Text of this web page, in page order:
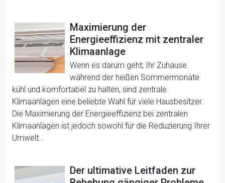
Maximierung der
Energieeffizienz mit zentraler
Klimaanlage
Wenn es darum geht, Ihr Zuhause
während der heißen Sommermonate
kühl und komfortabel zu halten, sind zentrale
Klimaanlagen eine beliebte Wahl für viele Hausbesitzer.
Die Maximierung der Energieeffizienz bei zentralen
Klimaanlagen ist jedoch sowohl für die Reduzierung Ihrer
Umwelt...
Der ultimative Leitfaden zur